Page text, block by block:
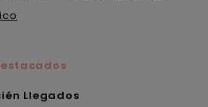
Llegados